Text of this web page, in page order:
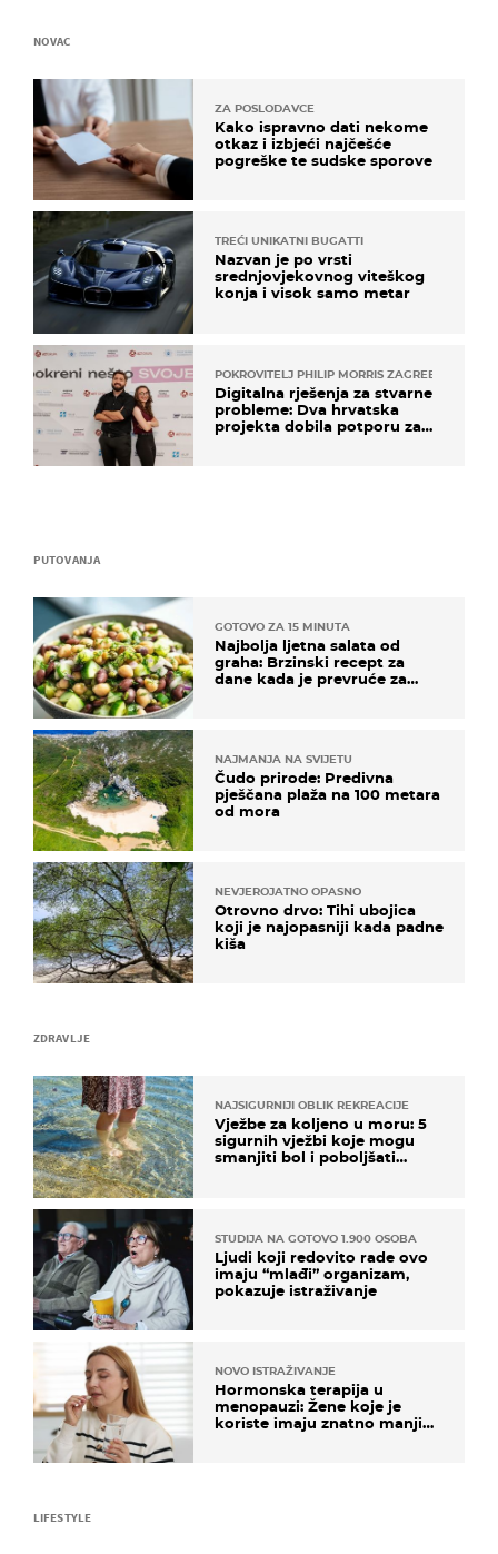
ZDRAVLJE
NAJSIGURNIJI OBLIK REKREACIJE
Vježbe za koljeno u moru: 5
sigurnih vježbi koje mogu
smanjiti bol i poboljšati
STUDIJA NA GOTOVO 1.900 OSOBA
Ljudi koji redovito rade ovo
imaju “mlađi” organizam,
pokazuje istraživanje
NOVO ISTRAŽIVANJE
Hormonska terapija u
menopauzi: Žene koje je
koriste imaju znatno manji
PUTOVANJA
GOTOVO ZA 15 MINUTA
Najbolja ljetna salata od
graha: Brzinski recept za
dane kada je prevruće za
NAJMANJA NA SVIJETU
Čudo prirode: Predivna
pješčana plaža na 100 metara
od mora
NEVJEROJATNO OPASNO
Otrovno drvo: Tihi ubojica
koji je najopasniji kada padne
kiša
NOVAC
ZA POSLODAVCE
Kako ispravno dati nekome
otkaz i izbjeći najčešće
pogreške te sudske sporove
TREĆI UNIKATNI BUGATTI
Nazvan je po vrsti
srednjovjekovnog viteškog
konja i visok samo metar
POKROVITELJ PHILIP MORRIS ZAGREB
Digitalna rješenja za stvarne
probleme: Dva hrvatska
projekta dobila potporu za
LIFESTYLE